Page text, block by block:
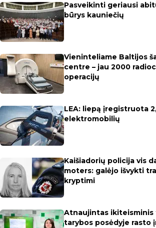
Pasveikinti geriausi
būrys kauniečių
Vieninteliame Baltijos
centre – jau 2000
operacijų
LEA: liepą įregistruota
elektromobilių
Kaišiadorių policija vis
moters: galėjo išvykti
kryptimi
Atnaujintas ikiteisminis
tarybos posėdyje rasto